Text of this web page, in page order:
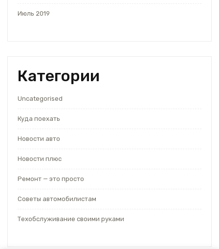
Июль 2019
Категории
Uncategorised
Куда поехать
Новости авто
Новости плюс
Ремонт — это просто
Советы автомобилистам
Техобслуживание своими руками